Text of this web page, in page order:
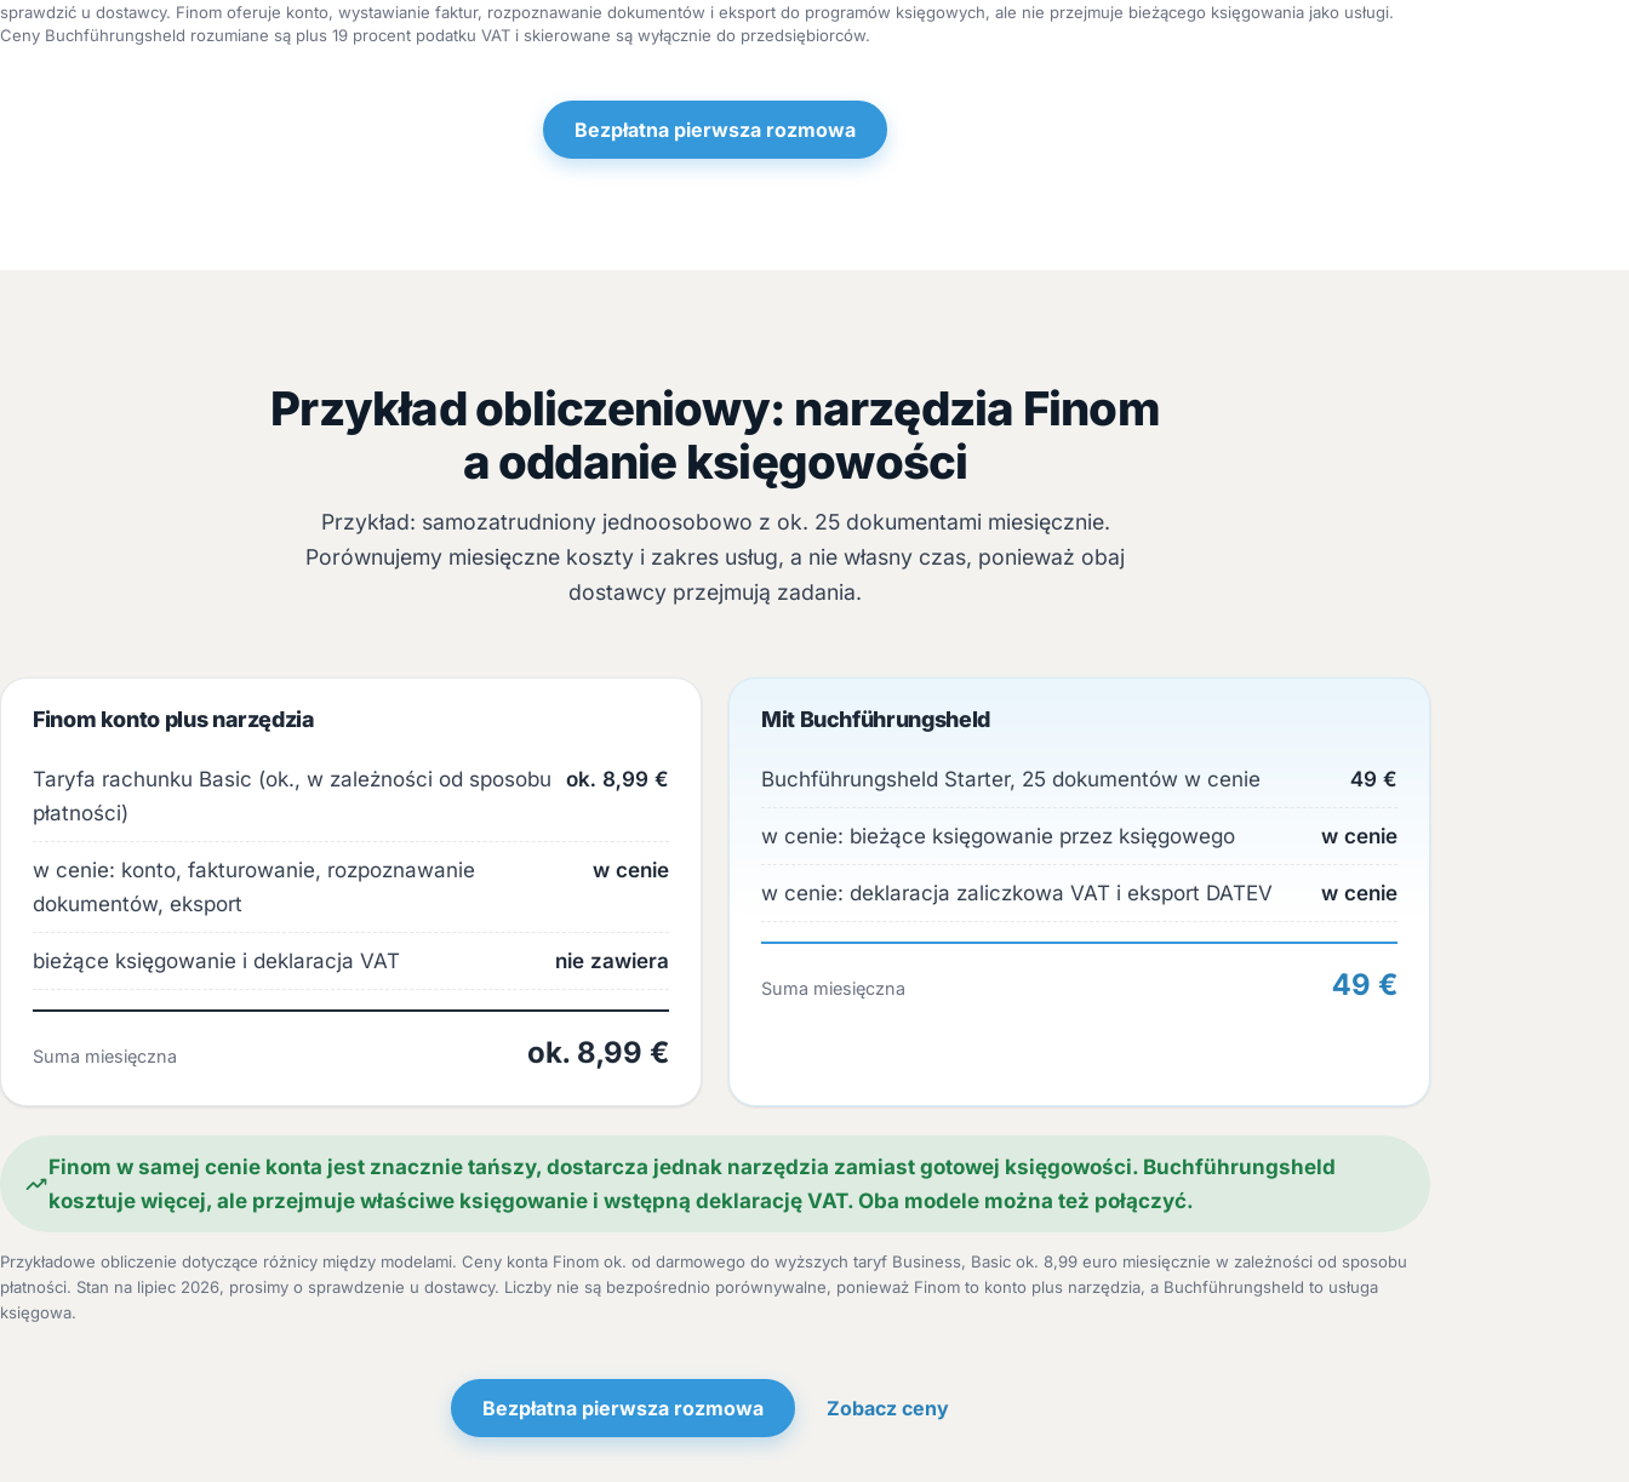
sprawdzić u dostawcy. Finom oferuje konto, wystawianie faktur, rozpoznawanie dokumentów i eksport do programów księgowych, ale nie przejmuje bieżącego księgowania jako usługi.
Ceny Buchführungsheld rozumiane są plus 19 procent podatku VAT i skierowane są wyłącznie do przedsiębiorców.
Bezpłatna pierwsza rozmowa
Przykład obliczeniowy: narzędzia Finom
a oddanie księgowości
Przykład: samozatrudniony jednoosobowo z ok. 25 dokumentami miesięcznie.
Porównujemy miesięczne koszty i zakres usług, a nie własny czas, ponieważ obaj
dostawcy przejmują zadania.
Finom konto plus narzędzia
Taryfa rachunku Basic (ok., w zależności od sposobu
płatności)
ok. 8,99 €
w cenie: konto, fakturowanie, rozpoznawanie
dokumentów, eksport
w cenie
bieżące księgowanie i deklaracja VAT nie zawiera
Suma miesięczna ok. 8,99 €
Mit Buchführungsheld
Buchführungsheld Starter, 25 dokumentów w cenie 49 €
w cenie: bieżące księgowanie przez księgowego w cenie
w cenie: deklaracja zaliczkowa VAT i eksport DATEV w cenie
Suma miesięczna 49 €
Finom w samej cenie konta jest znacznie tańszy, dostarcza jednak narzędzia zamiast gotowej księgowości. Buchführungsheld
kosztuje więcej, ale przejmuje właściwe księgowanie i wstępną deklarację VAT. Oba modele można też połączyć.
Przykładowe obliczenie dotyczące różnicy między modelami. Ceny konta Finom ok. od darmowego do wyższych taryf Business, Basic ok. 8,99 euro miesięcznie w zależności od sposobu
płatności. Stan na lipiec 2026, prosimy o sprawdzenie u dostawcy. Liczby nie są bezpośrednio porównywalne, ponieważ Finom to konto plus narzędzia, a Buchführungsheld to usługa
księgowa.
Bezpłatna pierwsza rozmowa Zobacz ceny